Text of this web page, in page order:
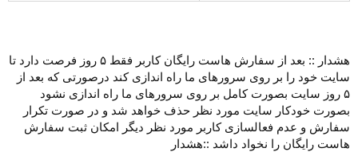
هشدار :: بعد از سفارش هاست رایگان کاربر فقط ۵ روز فرصت دارد تا
سایت خود را بر روی سرورهای ما راه اندازی کند درصورتی که بعد از
۵ روز سایت بصورت کامل بر روی سرورهای ما راه اندازی نشود
بصورت خودکار سایت مورد نظر حذف خواهد شد و در صورت تکرار
سفارش و عدم فعالسازی کاربر مورد نظر دیگر امکان ثبت سفارش
هاست رایگان را نخواد داشد ::هشدار